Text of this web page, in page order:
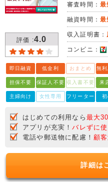
評価 :4.0
審査時間： 最
融資時間： 最
収入証明書：
コンビニ：
即日融資 低金利 おまとめ 無利
担保不要 保証人不要 収入書不要 来
主婦向け 女性専用 フリーター
はじめての利用なら 最大
アプリが充実！バレずに
電話や郵送物に配慮！ 顧
詳細は